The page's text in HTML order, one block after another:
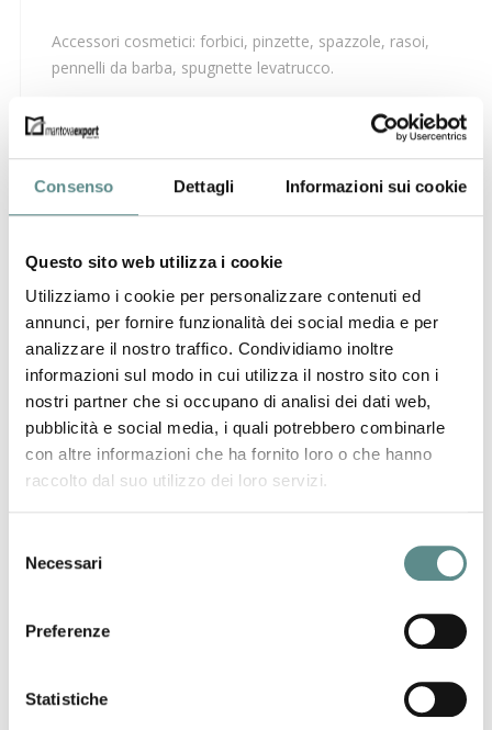
Consenso Dettagli Informazioni sui cookie
Questo sito web utilizza i cookie
Utilizziamo i cookie per personalizzare contenuti ed
annunci, per fornire funzionalità dei social media e per
analizzare il nostro traffico. Condividiamo inoltre
informazioni sul modo in cui utilizza il nostro sito con i
nostri partner che si occupano di analisi dei dati web,
pubblicità e social media, i quali potrebbero combinarle
con altre informazioni che ha fornito loro o che hanno
raccolto dal suo utilizzo dei loro servizi.
delNecessari
Preferenze
Statistiche
Accessori cosmetici: forbici, pinzette, spazzole, rasoi,
pennelli da barba, spugnette levatrucco.
Deco-Hair Srl
Via Henry Dunant, 40
46040 GUIDIZZOLO (MN)
www.decohair.it